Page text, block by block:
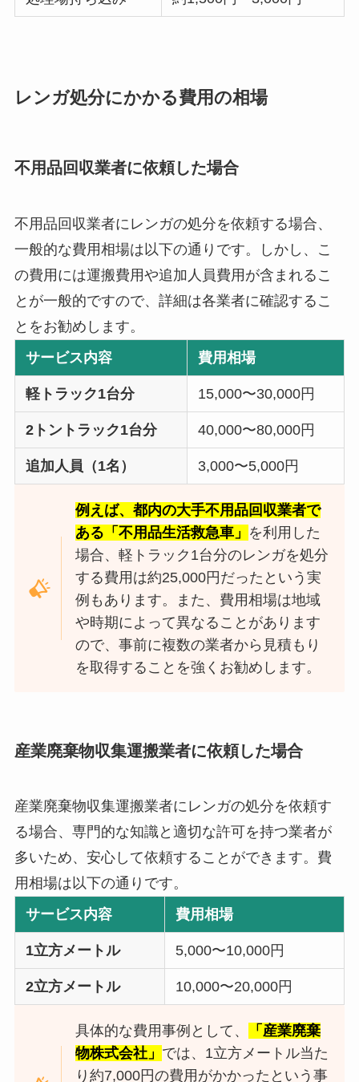
レンガ処分にかかる費用の相場
不用品回収業者に依頼した場合
不用品回収業者にレンガの処分を依頼する場合、
一般的な費用相場は以下の通りです。しかし、こ
の費用には運搬費用や追加人員費用が含まれるこ
とが一般的ですので、詳細は各業者に確認するこ
とをお勧めします。
サービス内容
費用相場
軽トラック1台分 15,000〜30,000円
2トントラック1台分 40,000〜80,000円
追加人員（1名） 3,000〜5,000円
例えば、都内の大手不用品回収業者で
ある「不用品生活救急車」 を利用した
場合、軽トラック1台分のレンガを処分
する費用は約25,000円だったという実
例もあります。また、費用相場は地域
や時期によって異なることがあります
ので、事前に複数の業者から見積もり
を取得することを強くお勧めします。
産業廃棄物収集運搬業者に依頼した場合
産業廃棄物収集運搬業者にレンガの処分を依頼す
る場合、専門的な知識と適切な許可を持つ業者が
多いため、安心して依頼することができます。費
用相場は以下の通りです。
サービス内容
費用相場
1立方メートル 5,000〜10,000円
2立方メートル 10,000〜20,000円
具体的な費用事例として、
「産業廃棄
物株式会社」 では、1立方メートル当た
り約7,000円の費用がかかったという事